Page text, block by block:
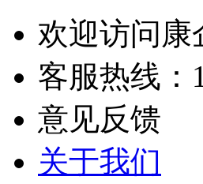
欢迎访问康
客服热线：
意见反馈
关于我们